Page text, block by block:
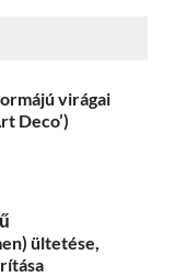
virágai
Deco’)
ültetése,